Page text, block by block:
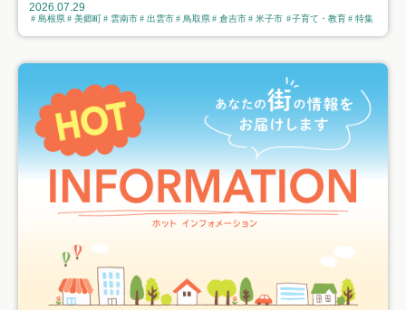
2026.07.29
島根県 美郷町 雲南市 出雲市 鳥取県 倉吉市 米子市 子育て・教育 特集